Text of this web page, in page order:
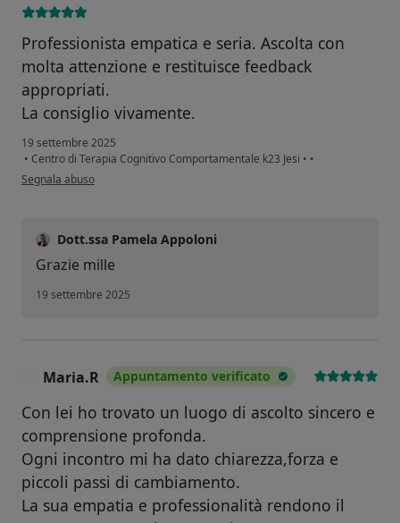
Professionista empatica e seria. Ascolta con
molta attenzione e restituisce feedback
appropriati.
La consiglio vivamente.
19 settembre 2025
• Centro di Terapia Cognitivo Comportamentale k23 Jesi • •
secondo l'opinione dell'utente Emanuela Alunni Bistocchi
Segnala abuso
Dott.ssa Pamela Appoloni
Grazie mille
19 settembre 2025
Maria.R Appuntamento verificato
Con lei ho trovato un luogo di ascolto sincero e
comprensione profonda.
Ogni incontro mi ha dato chiarezza,forza e
piccoli passi di cambiamento.
La sua empatia e professionalità rendono il